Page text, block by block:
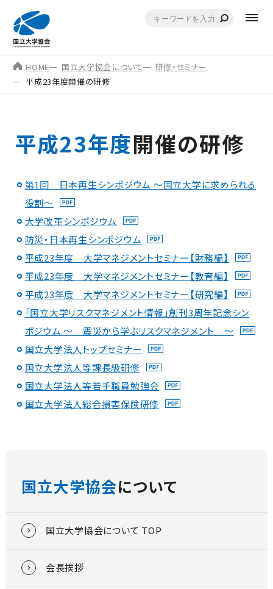
HOME 国立大学協会について
研修・セミナー
平成23年度開催の研修
平成23年度開催の研修
第1回 日本再生シンポジウム ～国立大学に求められる
役割～
大学改革シンポジウム
防災・日本再生シンポジウム
平成23年度 大学マネジメントセミナー【財務編】
平成23年度 大学マネジメントセミナー【教育編】
平成23年度 大学マネジメントセミナー【研究編】
「国立大学リスクマネジメント情報」創刊3周年記念シン
ポジウム ～ 震災から学ぶリスクマネジメント ～
国立大学法人トップセミナー
国立大学法人等課長級研修
国立大学法人等若手職員勉強会
国立大学法人総合損害保険研修
国立大学協会について
国立大学協会について TOP
会長挨拶